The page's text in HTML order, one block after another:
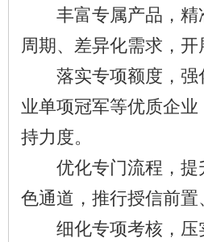
丰富专属产品，精
周期、差异化需求，
落实专项额度，强
业单项冠军等优质企
持力度。
优化专门流程，提升
色通道，推行授信前
细化专项考核，压